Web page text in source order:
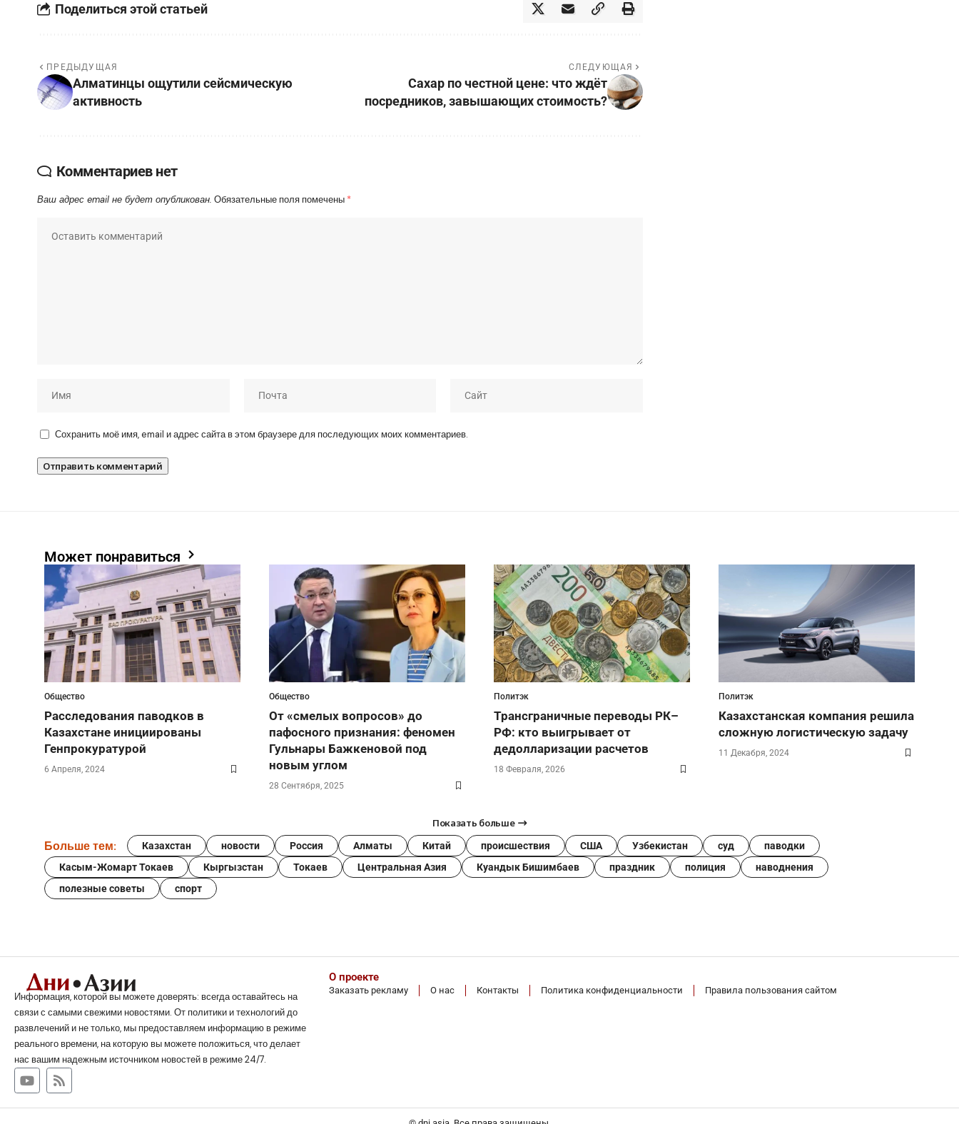
Поделиться этой статьей
ПРЕДЫДУЩАЯ
Алматинцы ощутили сейсмическую
активность
СЛЕДУЮЩАЯ
Сахар по честной цене: что ждёт
посредников, завышающих стоимость?
Комментариев нет
Ваш адрес email не будет опубликован. Обязательные поля помечены *
Сохранить моё имя, email и адрес сайта в этом браузере для последующих моих комментариев.
Может понравиться
Общество
Расследования паводков в
Казахстане инициированы
Генпрокуратурой
6 Апреля, 2024
Общество
От «смелых вопросов» до
пафосного признания: феномен
Гульнары Бажкеновой под
новым углом
28 Сентября, 2025
Политэк
Трансграничные переводы РК–
РФ: кто выигрывает от
дедолларизации расчетов
18 Февраля, 2026
Политэк
Казахстанская компания решила
сложную логистическую задачу
11 Декабря, 2024
Показать больше
Больше тем: Казахстан новости Россия Алматы Китай происшествия США Узбекистан суд
паводки
Касым-Жомарт Токаев
Кыргызстан Токаев Центральная Азия Куандык Бишимбаев праздник полиция
наводнения
полезные советы
спорт
Информация, которой вы можете доверять: всегда оставайтесь на
связи с самыми свежими новостями. От политики и технологий до
развлечений и не только, мы предоставляем информацию в режиме
реального времени, на которую вы можете положиться, что делает
нас вашим надежным источником новостей в режиме 24/7.
О проекте
Заказать рекламу О нас Контакты Политика конфиденциальности Правила пользования сайтом